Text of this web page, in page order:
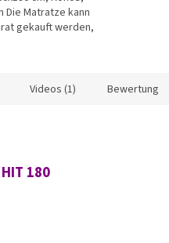
Die Matratze kann
gekauft werden,
Videos (1) Bewertung
180